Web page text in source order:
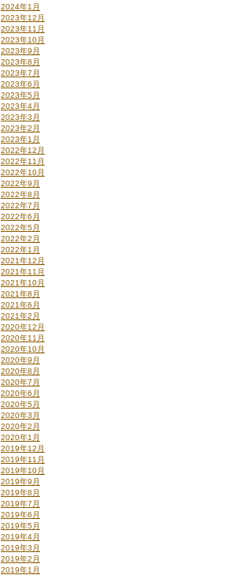
2024年1月
2023年12月
2023年11月
2023年10月
2023年9月
2023年8月
2023年7月
2023年6月
2023年5月
2023年4月
2023年3月
2023年2月
2023年1月
2022年12月
2022年11月
2022年10月
2022年9月
2022年8月
2022年7月
2022年6月
2022年5月
2022年2月
2022年1月
2021年12月
2021年11月
2021年10月
2021年8月
2021年6月
2021年2月
2020年12月
2020年11月
2020年10月
2020年9月
2020年8月
2020年7月
2020年6月
2020年5月
2020年3月
2020年2月
2020年1月
2019年12月
2019年11月
2019年10月
2019年9月
2019年8月
2019年7月
2019年6月
2019年5月
2019年4月
2019年3月
2019年2月
2019年1月